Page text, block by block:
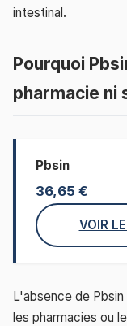
intestinal.
Pourquoi
pharmacie ni
Pbsin
36,65 €
VOIR
L'absence de
les pharmacies ou